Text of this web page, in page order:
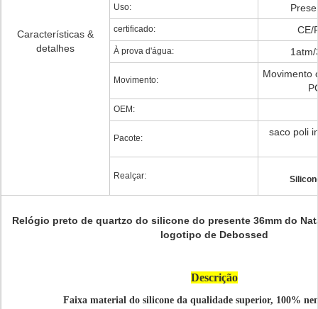
Características &
detalhes
Uso:
certificado: CE/
À prova d'água:
Movimento:
Movimento
OEM:
Pacote:
saco poli
Realçar:
Relógio preto de quartzo do silicone do presente 36mm do
logotipo de Debossed
Descrição
Faixa material do silicone da qualidade superior, 100%